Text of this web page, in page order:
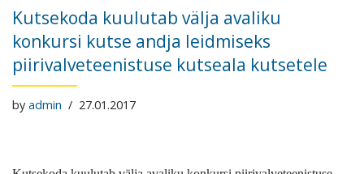
Kutsekoda kuulutab välja avaliku
konkursi kutse andja leidmiseks
piirivalveteenistuse kutseala kutsetele
by admin 27.01.2017